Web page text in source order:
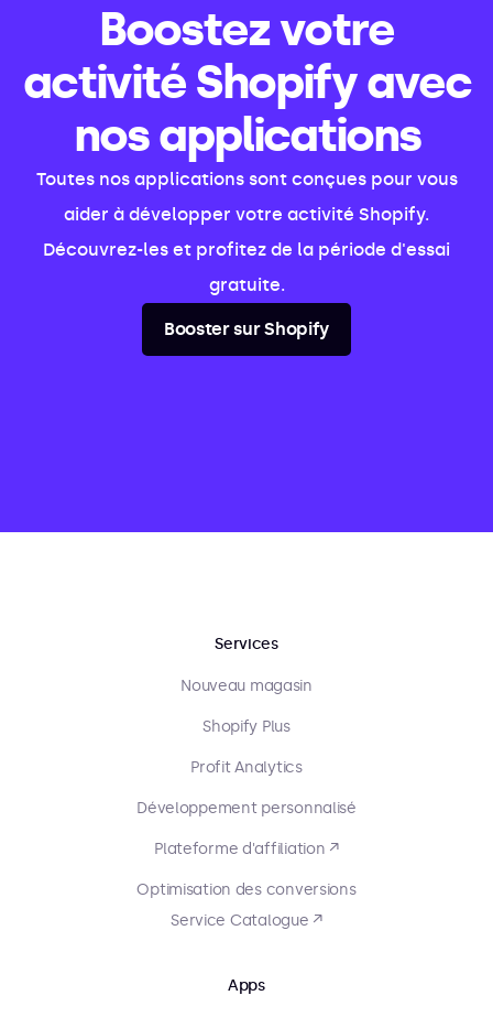
Boostez votre
activité Shopify avec
nos applications
Toutes nos applications sont conçues pour vous
aider à développer votre activité Shopify.
Découvrez-les et profitez de la période d'essai
gratuite.
Booster sur Shopify
Services
Nouveau magasin
Shopify Plus
Profit Analytics
Développement personnalisé
Plateforme d'affiliation ↗
Optimisation des conversions
Service Catalogue ↗
Apps